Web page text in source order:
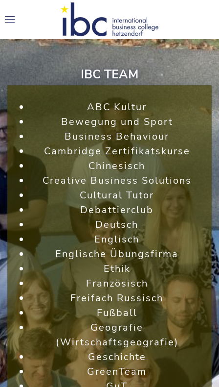
IBC TEAM
ABC Kultur
Bewegung und Sport
Business Behaviour
Cambridge Zertifikatskurse
Chinesisch
Creative Business Solutions
Cultural Tutor
Debattierclub
Deutsch
Englisch
Englische Übungsfirma
Ethik
Französisch
Freifach Russisch
Fußball
Geografie
(Wirtschaftsgeografie)
Geschichte
GreenTeam